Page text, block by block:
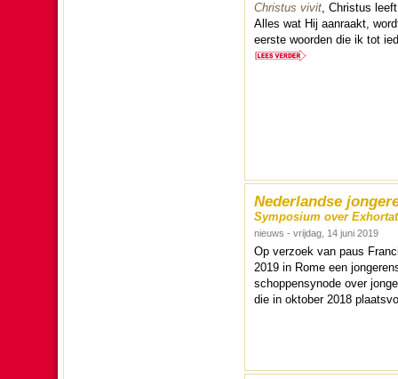
Christus vivit, Christus
Alles wat Hij aanraakt,
eerste woor­den die ik tot
Nederlandse
Symposium over
nieuws - vrijdag, 14 juni 2019
Op verzoek van paus
2019 in Rome een
schop­pen­synode over
die in ok­to­ber 2018